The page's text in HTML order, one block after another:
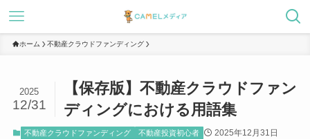
ホーム 不動産クラウドファンディング
【保存版】不動産クラウドファン
ディングにおける用語集
2025
12/31
不動産クラウドファンディング 不動産投資初心者
2025年12月31日